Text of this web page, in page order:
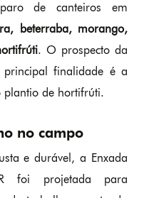
de canteiros em
beterraba, morango,
. O prospecto da
principal finalidade é a
plantio de hortifrúti.
no campo
e durável, a Enxada
foi projetada para